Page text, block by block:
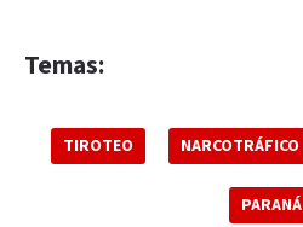
Temas:
TIROTEO NARCOTRÁFICO
PARANÁ